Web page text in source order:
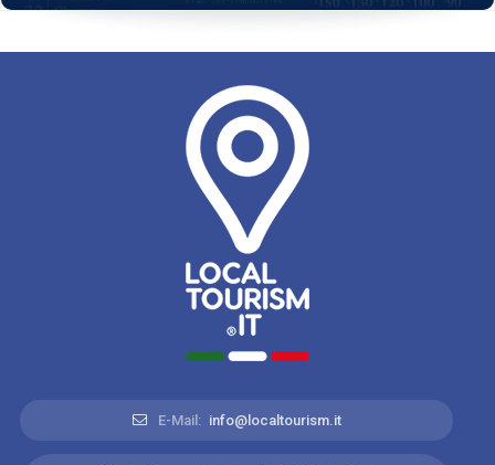
E-Mail: info@localtourism.it